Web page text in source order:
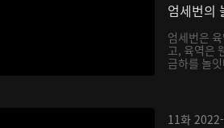
엄세번의
엄세번은
고, 육역은
11화